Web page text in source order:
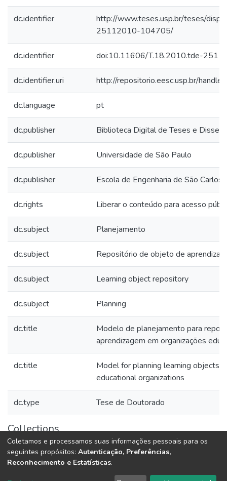
dc.identifier
http://www.teses.usp.br/teses/
25112010-104705/
dc.identifier doi:10.11606/T.18.2010.tde-
dc.identifier.uri http://repositorio.eesc.usp.br/
dc.language pt
dc.publisher Biblioteca Digital de Teses e
dc.publisher Universidade de São Paulo
dc.publisher Escola de Engenharia de São Carlos
dc.rights Liberar o conteúdo para acesso
dc.subject Planejamento
dc.subject Repositório de objeto de
dc.subject Learning object repository
dc.subject Planning
dc.title
Modelo de planejamento para
aprendizagem em organizações
dc.title
Model for planning learning objects
educational organizations
dc.type Tese de Doutorado
Collections
Teses e Dissertações (BDTD USP)
Coletamos e processamos suas informações pessoais para os
seguintes propósitos: Autenticação, Preferências,
Reconhecimento e Estatísticas.